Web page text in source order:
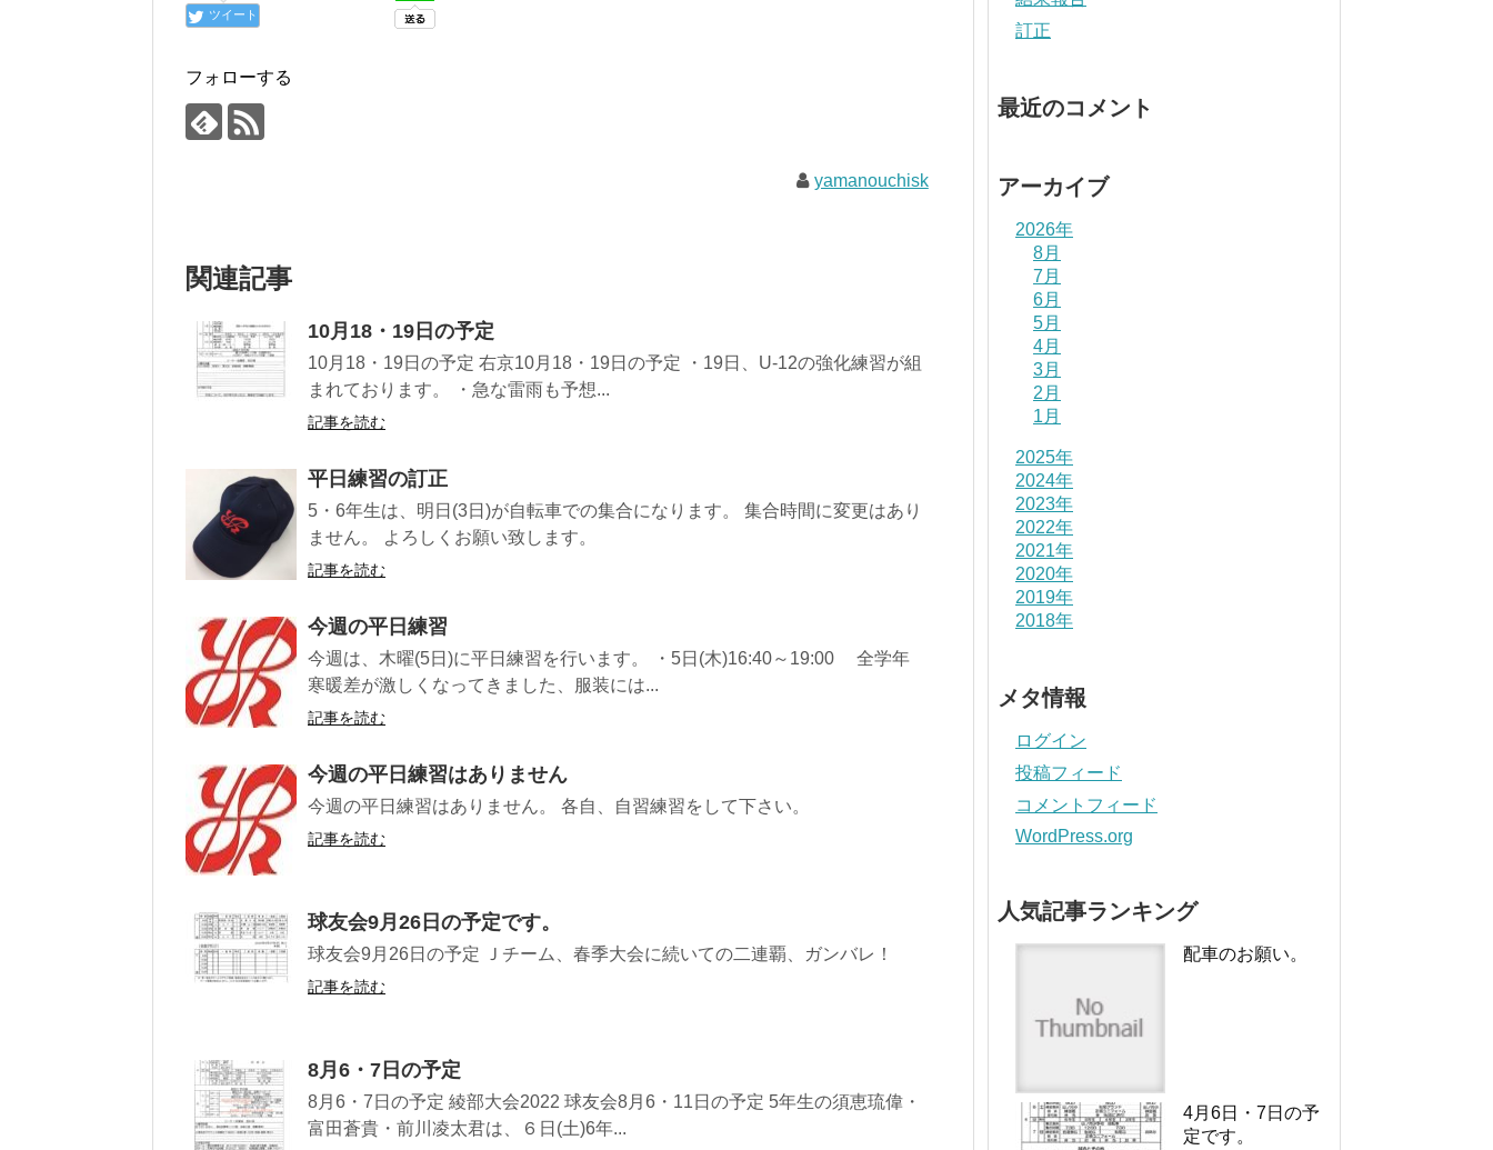
ツイート
フォローする
yamanouchisk
関連記事
10月18・19日の予定
10月18・19日の予定 右京10月18・19日の予定 ・19日、U-12の強化練習が組
まれております。 ・急な雷雨も予想...
記事を読む
平日練習の訂正
5・6年生は、明日(3日)が自転車での集合になります。 集合時間に変更はあり
ません。 よろしくお願い致します。
記事を読む
今週の平日練習
今週は、木曜(5日)に平日練習を行います。 ・5日(木)16:40～19:00 全学年
寒暖差が激しくなってきました、服装には...
記事を読む
今週の平日練習はありません
今週の平日練習はありません。 各自、自習練習をして下さい。
記事を読む
球友会9月26日の予定です。
球友会9月26日の予定 Ｊチーム、春季大会に続いての二連覇、ガンバレ！
記事を読む
8月6・7日の予定
8月6・7日の予定 綾部大会2022 球友会8月6・11日の予定 5年生の須恵琉偉・
富田蒼貴・前川凌太君は、６日(土)6年...
訂正
最近のコメント
アーカイブ
2026年
8月
7月
6月
5月
4月
3月
2月
1月
2025年
2024年
2023年
2022年
2021年
2020年
2019年
2018年
メタ情報
ログイン
投稿フィード
コメントフィード
WordPress.org
人気記事ランキング
配車のお願い。
4月6日・7日の予
定です。